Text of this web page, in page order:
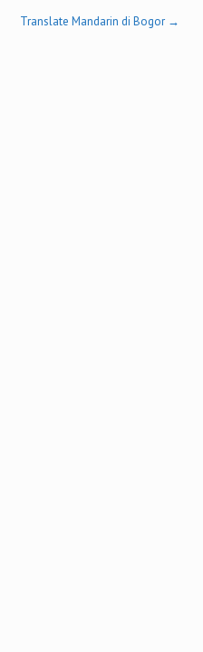
Translate Mandarin di Bogor →